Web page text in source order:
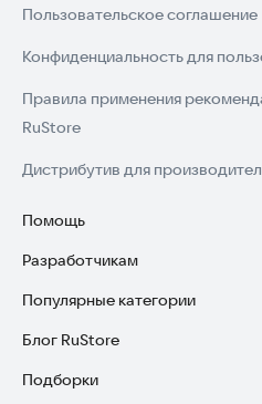
Пользовательское соглашение
Конфиденциальность для
Правила применения
RuStore
Дистрибутив для
Помощь
Установка RuStore на TV
Установка RuStore на телефон
Установка RuStore в машину
Помощь пользователям RuStore
Разработчикам
Зарабатывать с RuStore
Стать разработчиком
Доступ к RuStore Консоль
Популярные категории
Игры для Android
Приложения банков
Блог RuStore
Обзоры игр для Android 2025
Подборки